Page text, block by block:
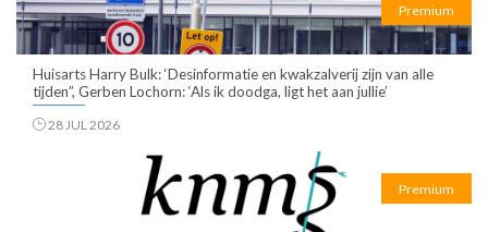
Premium
Huisarts Harry Bulk: ‘Desinformatie en kwakzalverij zijn van alle
tijden”, Gerben Lochorn: ‘Als ik doodga, ligt het aan jullie’
28 JUL 2026
Premium